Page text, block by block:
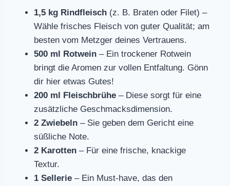
1,5 kg Rindfleisch (z. B. Braten oder Filet) –
Wähle frisches Fleisch von guter Qualität; am
besten vom Metzger deines Vertrauens.
500 ml Rotwein – Ein trockener Rotwein
bringt die Aromen zur vollen Entfaltung. Gönn
dir hier etwas Gutes!
200 ml Fleischbrühe – Diese sorgt für eine
zusätzliche Geschmacksdimension.
2 Zwiebeln – Sie geben dem Gericht eine
süßliche Note.
2 Karotten – Für eine frische, knackige
Textur.
1 Sellerie – Ein Must-have, das den